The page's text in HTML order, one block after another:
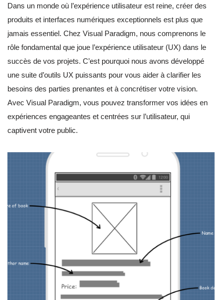
Dans un monde où l’expérience utilisateur est reine, créer des
produits et interfaces numériques exceptionnels est plus que
jamais essentiel. Chez Visual Paradigm, nous comprenons le
rôle fondamental que joue l’expérience utilisateur (UX) dans le
succès de vos projets. C’est pourquoi nous avons développé
une suite d’outils UX puissants pour vous aider à clarifier les
besoins des parties prenantes et à concrétiser votre vision.
Avec Visual Paradigm, vous pouvez transformer vos idées en
expériences engageantes et centrées sur l’utilisateur, qui
captivent votre public.